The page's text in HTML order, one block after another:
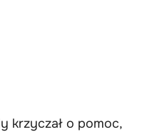
krzyczał o pomoc,